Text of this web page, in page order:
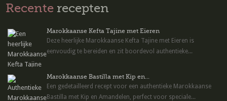
Recente recepten
Marokkaanse Kefta Tajine met Eieren
Deze heerlijke Marokkaanse Kefta Tajine met Eieren is
eenvoudig te bereiden en zit boordevol authentieke...
Marokkaanse Bastilla met Kip en...
Een gedetailleerd recept voor een authentieke Marokkaanse
Bastilla met Kip en Amandelen, perfect voor speciale...